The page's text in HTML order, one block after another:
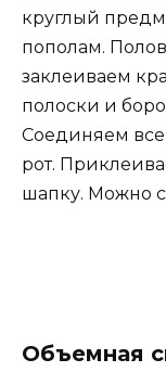
круглый
пополам.
заклеиваем
полоски и
Соединяем все
рот.
шапку. Можно
Объемная